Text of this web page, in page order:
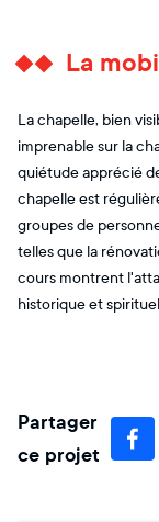
La
La chapelle, bien
imprenable sur la
quiétude apprécié
chapelle est
groupes de
telles que la
cours montrent
historique et
Partager
ce projet